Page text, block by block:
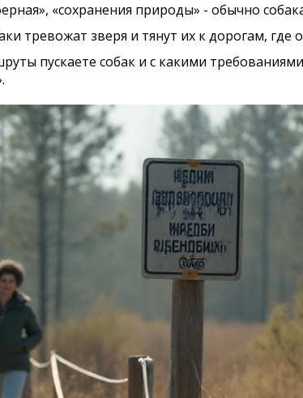
«сохранения природы» - обычно
тревожат зверя и тянут их к дорогам, где
пускаете собак и с какими